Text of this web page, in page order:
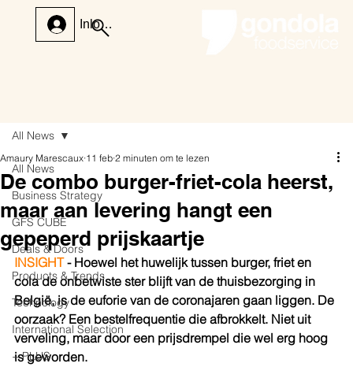
Inloggen
All News
Business Strategy
GFS CUBE
Deals & Doors
Products & Trends
Technology
International Selection
+ PLUS
All News
De combo burger-friet-cola heerst,
maar aan levering hangt een
gepeperd prijskaartje
Amaury Marescaux 11 feb 2 minuten om te lezen
INSIGHT - Hoewel het huwelijk tussen burger, friet en
cola de onbetwiste ster blijft van de thuisbezorging in
België, is de euforie van de coronajaren gaan liggen. De
oorzaak? Een bestelfrequentie die afbrokkelt. Niet uit
verveling, maar door een prijsdrempel die wel erg hoog
is geworden.